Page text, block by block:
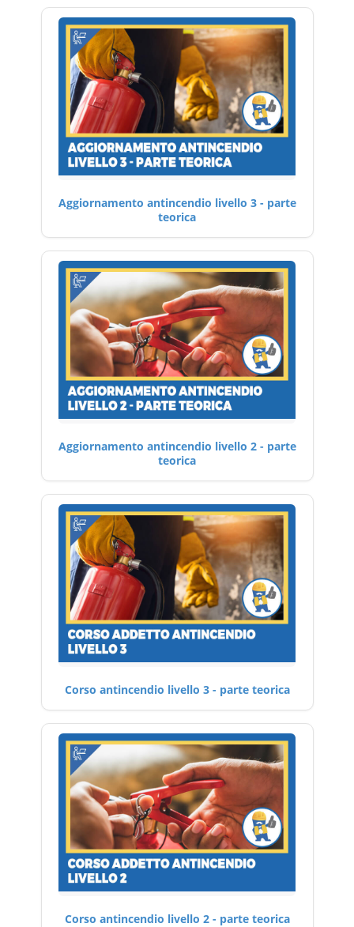
Aggiornamento antincendio livello 3 - parte
teorica
Aggiornamento antincendio livello 2 - parte
teorica
Corso antincendio livello 3 - parte teorica
Corso antincendio livello 2 - parte teorica